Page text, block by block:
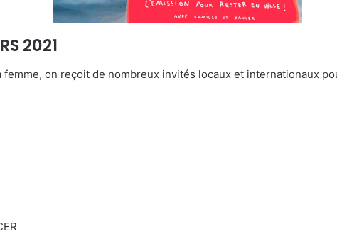
2021
on reçoit de nombreux invités locaux et internationaux